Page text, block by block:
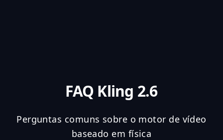
FAQ Kling 2.6
Perguntas comuns sobre o motor de vídeo
baseado em física